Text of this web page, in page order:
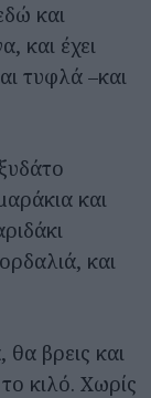
και
και έχει
τυφλά –και
και
και
βρεις και
κιλό. Χωρίς